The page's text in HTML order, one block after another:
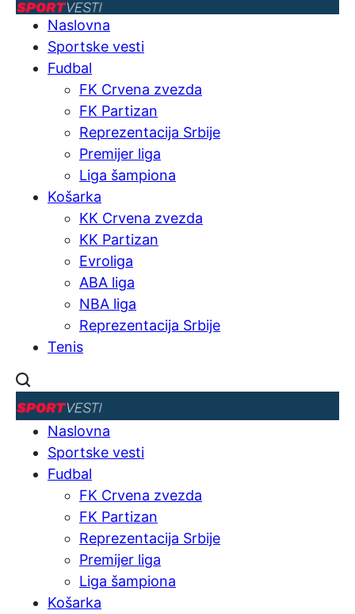
Naslovna
Sportske vesti
Fudbal
FK Crvena zvezda
FK Partizan
Reprezentacija Srbije
Premijer liga
Liga šampiona
Košarka
KK Crvena zvezda
KK Partizan
Evroliga
ABA liga
NBA liga
Reprezentacija Srbije
Tenis
Naslovna
Sportske vesti
Fudbal
FK Crvena zvezda
FK Partizan
Reprezentacija Srbije
Premijer liga
Liga šampiona
Košarka